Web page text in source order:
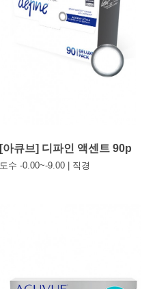
[아큐브] 디파인 액센트 90p
도수 -0.00~-9.00 | 직경